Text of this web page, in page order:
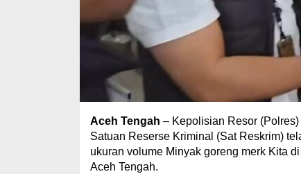
Aceh Tengah – Kepolisian Resor
Satuan Reserse Kriminal (Sat Reskrim)
ukuran volume Minyak goreng merk Kita
Aceh Tengah.